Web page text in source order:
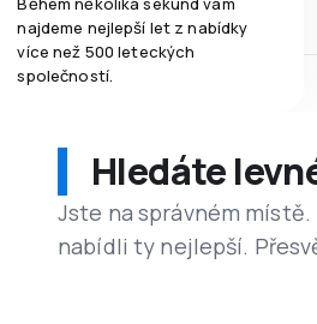
najdeme nejlepší let z nabídky
více než 500 leteckých
společností.
Hledáte
Jste na správném
nabídli ty nejlepší.